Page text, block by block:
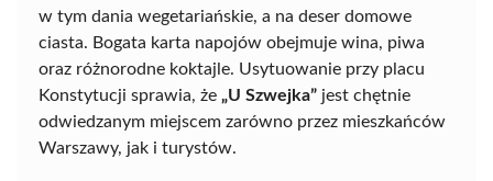
w tym dania wegetariańskie, a na deser domowe
ciasta. Bogata karta napojów obejmuje wina, piwa
oraz różnorodne koktajle. Usytuowanie przy placu
Konstytucji sprawia, że „U Szwejka” jest chętnie
odwiedzanym miejscem zarówno przez mieszkańców
Warszawy, jak i turystów.